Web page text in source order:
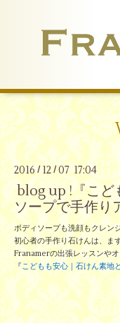
2016/12 / 07 17:04
blog up !『こど
ソープで手作り
ボディソープも洗顔もクレン
初心者の手作り石けんは、ま
Franamerの出張レッスンやオ
『こどもも安心｜石けん素地